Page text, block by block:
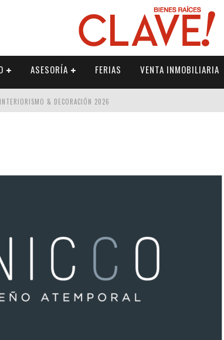
ASESORÍA FERIAS VENTA INMOBILIARIA
& DECORACIÓN 2026
2026
& DECORACIÓN 2026
MUBB DESIGN STUDIO – ESPECIAL
INTERIORISMO & DECORACIÓN 2026